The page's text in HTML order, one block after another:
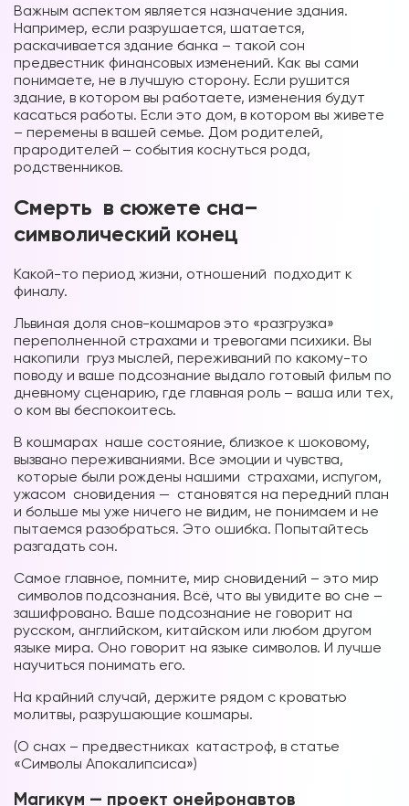
Важным аспектом является назначение здания.
Например, если разрушается, шатается,
раскачивается здание банка – такой сон
предвестник финансовых изменений. Как вы сами
понимаете, не в лучшую сторону. Если рушится
здание, в котором вы работаете, изменения будут
касаться работы. Если это дом, в котором вы живете
– перемены в вашей семье. Дом родителей,
прародителей – события коснуться рода,
родственников.
Смерть в сюжете сна–
символический конец
Какой-то период жизни, отношений подходит к
финалу.
Львиная доля снов-кошмаров это «разгрузка»
переполненной страхами и тревогами психики. Вы
накопили груз мыслей, переживаний по какому-то
поводу и ваше подсознание выдало готовый фильм по
дневному сценарию, где главная роль – ваша или тех,
о ком вы беспокоитесь.
В кошмарах наше состояние, близкое к шоковому,
вызвано переживаниями. Все эмоции и чувства,
которые были рождены нашими страхами, испугом,
ужасом сновидения — становятся на передний план
и больше мы уже ничего не видим, не понимаем и не
пытаемся разобраться. Это ошибка. Попытайтесь
разгадать сон.
Самое главное, помните, мир сновидений – это мир
символов подсознания. Всё, что вы увидите во сне –
зашифровано. Ваше подсознание не говорит на
русском, английском, китайском или любом другом
языке мира. Оно говорит на языке символов. И лучше
научиться понимать его.
На крайний случай, держите рядом с кроватью
молитвы, разрушающие кошмары.
(О снах – предвестниках катастроф, в статье
«Символы Апокалипсиса»)
Магикум — проект онейронавтов
Вы можете получать информацию во
снах (проверено более 100000
участниками)
Мы разработали систему практик, с
помощью которой можно получать
информацию во снах с первых дней.
Скачайте приложение, чтобы получить
Скачать
Наши форумы